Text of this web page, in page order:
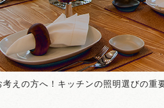
えの方へ！キッチンの照明選びの重